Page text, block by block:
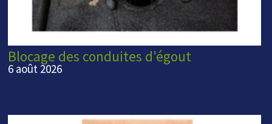
Blocage des conduites d'égout
6 août 2026